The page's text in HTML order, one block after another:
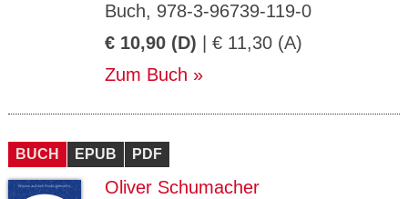
Buch, 978-3-96739-119-0
€ 10,90 (D) | € 11,30 (A)
Zum Buch
BUCH EPUB PDF
Oliver Schumacher